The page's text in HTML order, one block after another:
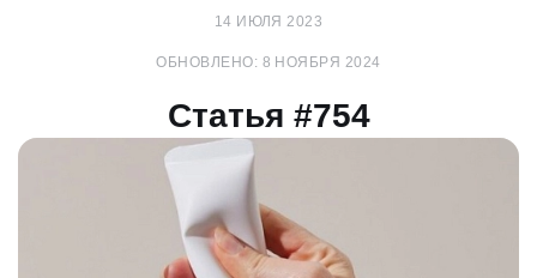
14 ИЮЛЯ 2023
ОБНОВЛЕНО: 8 НОЯБРЯ 2024
Статья #754